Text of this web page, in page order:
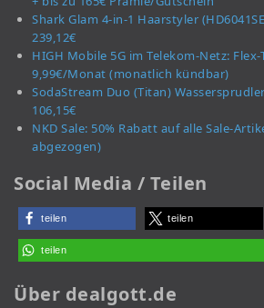
Shark Glam 4-in-1 Haarstyler
239,12€
HIGH Mobile 5G im Telekom-Netz:
9,99€/Monat (monatlich kündbar)
SodaStream Duo (Titan)
106,15€
NKD Sale: 50% Rabatt auf alle Sale-
abgezogen)
Social Media / Teilen
teilen teilen
teilen
Über dealgott.de